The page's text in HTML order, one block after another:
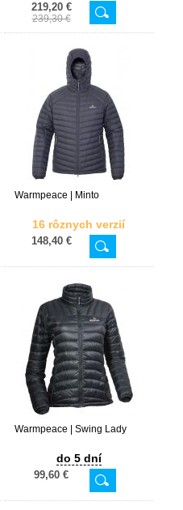
219,20 €
239,30 €
Warmpeace | Minto
16 rôznych verzií
148,40 €
Warmpeace | Swing Lady
do 5 dní
99,60 €